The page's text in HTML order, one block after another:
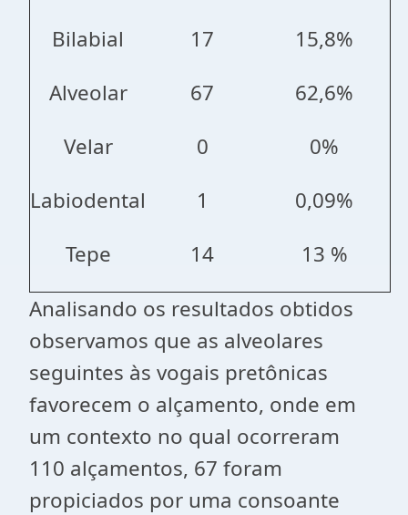
Bilabial
17
15,8%
Alveolar
67
62,6%
Velar
0
0%
Labiodental
1
0,09%
Tepe
14
13 %
Analisando os resultados obtidos
observamos que as alveolares
seguintes às vogais pretônicas
favorecem o alçamento, onde em
um contexto no qual ocorreram
110 alçamentos, 67 foram
propiciados por uma consoante